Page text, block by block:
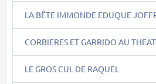
LA BÊTE IMMONDE EDUQUE
CORBIERES ET GARRIDO AU
LE GROS CUL DE RAQUEL